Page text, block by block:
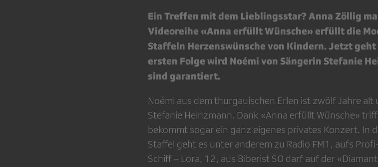
Ein Treffen mit dem Lieblingsstar? Anna Zöllig
Videoreihe «Anna erfüllt Wünsche» erfüllt die
Staffeln Herzenswünsche von Kindern. Jetzt
ersten Folge wird Noémi von Sängerin Stefanie
sind garantiert.
Noémi aus dem thurgauischen Erlen ist zwölf Jahre alt
Stefanie Heinzmann. Dank «Anna erfüllt Wünsche»
bekommt sogar ein ganz eigenes privates Konzert. In
Staffel geht es unter anderem zu Radio FM1, aufs
Schiff – Lora, 12, aus Biberist SO darf auf der